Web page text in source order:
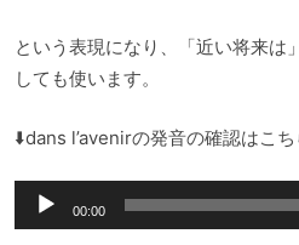
という表現になり、「近い将来は
しても使います。
⬇️dans l’avenirの発音の確認はこ
声
00:00